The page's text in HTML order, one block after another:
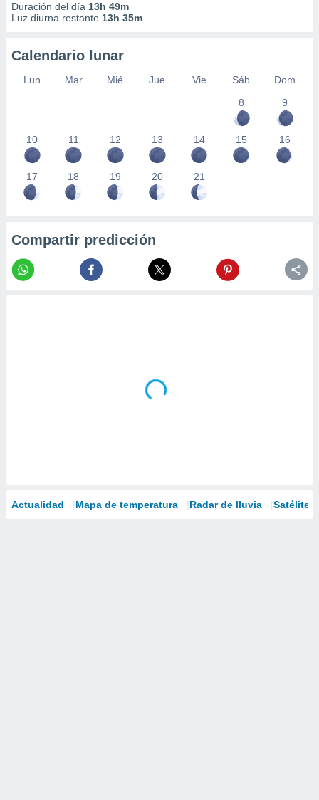
Duración del día 13h 49m
Luz diurna restante 13h 35m
Calendario lunar
Lun Mar Mié Jue Vie Sáb
Dom
8
9
10 11 12 13 14 15 16
17 18 19 20 21
Compartir predicción
Actualidad Mapa de temperatura Radar de lluvia Satélites